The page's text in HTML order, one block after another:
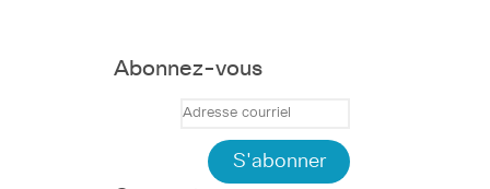
Abonnez-vous